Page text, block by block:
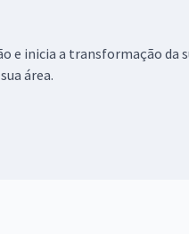
e inicia a transformação
área.